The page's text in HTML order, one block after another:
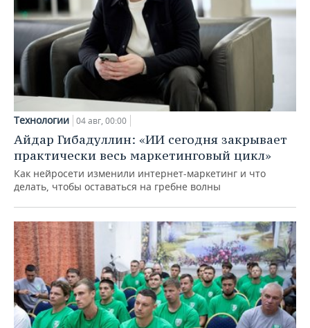
Технологии 04 авг, 00:00
Айдар Гибадуллин: «ИИ сегодня закрывает
практически весь маркетинговый цикл»
Как нейросети изменили интернет-маркетинг и что
делать, чтобы оставаться на гребне волны